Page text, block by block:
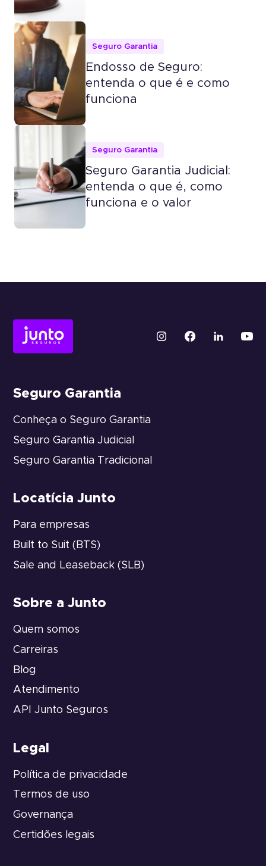
Seguro Garantia
Endosso de Seguro:
entenda o que é e como
funciona
Seguro Garantia
Seguro Garantia Judicial:
entenda o que é, como
funciona e o valor
Seguro Garantia
Conheça o Seguro Garantia
Seguro Garantia Judicial
Seguro Garantia Tradicional
Locatícia Junto
Para empresas
Built to Suit (BTS)
Sale and Leaseback (SLB)
Sobre a Junto
Quem somos
Carreiras
Blog
Atendimento
API Junto Seguros
Legal
Política de privacidade
Termos de uso
Governança
Certidões legais